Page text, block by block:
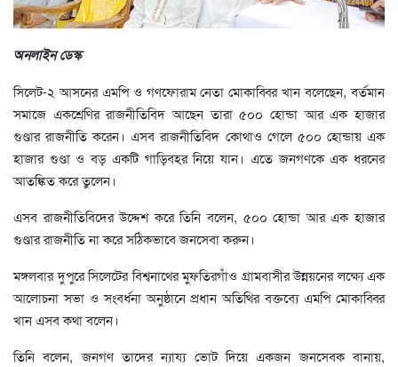
অনলাইন ডেস্ক
সিলেট-২ আসনের এমপি ও গণফোরাম নেতা মোকাব্বির খান বলেছেন, বর্তমান
সমাজে একশ্রেণির রাজনীতিবিদ আছেন তারা ৫০০ হোন্ডা আর এক হাজার
গুণ্ডার রাজনীতি করেন। এসব রাজনীতিবিদ কোথাও গেলে ৫০০ হোন্ডায় এক
হাজার গুণ্ডা ও বড় একটি গাড়িবহর নিয়ে যান। এতে জনগণকে এক ধরনের
আতঙ্কিত করে তুলেন।
এসব রাজনীতিবিদের উদ্দেশ করে তিনি বলেন, ৫০০ হোন্ডা আর এক হাজার
গুণ্ডার রাজনীতি না করে সঠিকভাবে জনসেবা করুন।
মঙ্গলবার দুপুরে সিলেটের বিশ্বনাথের মুফতিরগাঁও গ্রামবাসীর উন্নয়নের লক্ষ্যে এক
আলোচনা সভা ও সংবর্ধনা অনুষ্ঠানে প্রধান অতিথির বক্তব্যে এমপি মোকাব্বির
খান এসব কথা বলেন।
তিনি বলেন, জনগণ তাদের ন্যায্য ভোট দিয়ে একজন জনসেবক বানায়,